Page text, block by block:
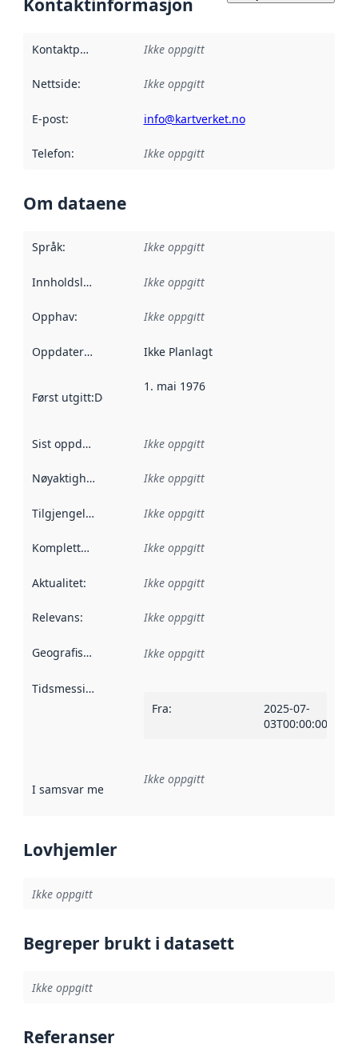
Kontaktinformasjon
Kontaktpunkt Ikke oppgitt
Nettside: Ikke oppgitt
E-post: info@kartverket.no
Telefon: Ikke oppgitt
Om dataene
Språk: Ikke oppgitt
Innholdsleverandører :
Ikke oppgitt
Opphav: Ikke oppgitt
Oppdateringsfrekvens :
Ikke Planlagt
Først utgitt:Denne datoen sier når dataene i dette
1. mai 1976
Sist oppdatert Ikke oppgitt
Nøyaktighet Ikke oppgitt
Tilgjengelighet Ikke oppgitt
Kompletthet Ikke oppgitt
Aktualitet: Ikke oppgitt
Relevans: Ikke oppgitt
Geografisk avgrensning :
Ikke oppgitt
Tidsmessig avgrensning
Fra:
2025-07-
03T00:00:00Z
I samsvar med Referanse til en implementasjonsregel
Ikke oppgitt
Lovhjemler
Ikke oppgitt
Begreper brukt i datasett
Ikke oppgitt
Referanser